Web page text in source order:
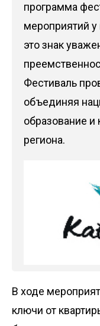
программа
мероприятий
это знак
Фестиваль
объединяя
образование и
региона.
В ходе
ключи от